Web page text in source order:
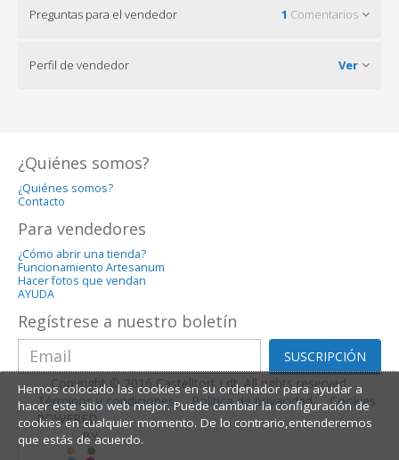
Preguntas para el vendedor 1 Comentarios
Perfil de vendedor Ver
¿Quiénes somos?
¿Quiénes somos?
Contacto
Para vendedores
¿Cómo abrir una tienda?
Funcionamiento Artesanum
Hacer fotos que vendan
AYUDA
Regístrese a nuestro boletín
SUSCRIPCIÓN
Copyright © 2016 Castelltort Ldt. All rights reserved.
Términos y condiciones
Política de privacidad
Cookies
POWERED
BY
Hemos colocado las cookies en su ordenador para ayudar a
hacer este sitio web mejor. Puede cambiar la configuración de
cookies en cualquier momento. De lo contrario,entenderemos
que estás de acuerdo.